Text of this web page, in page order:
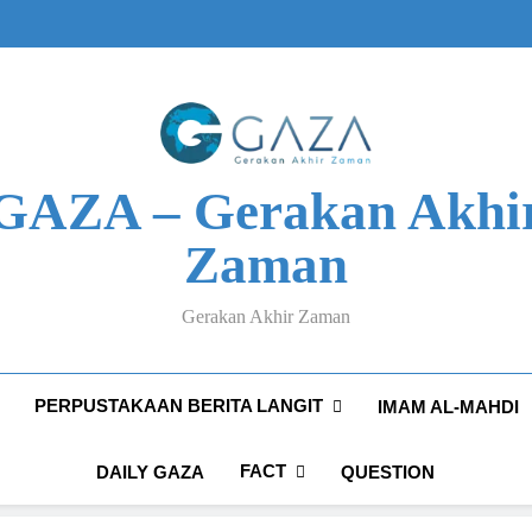
– Gerakan
Zaman
Gerakan Akhir Zaman
PERPUSTAKAAN BERITA LANGIT IMAM AL-MAHDI
DAILY GAZA FACT QUESTION